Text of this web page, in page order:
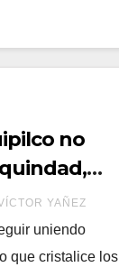
no
YAÑEZ
uniendo
que cristalice los